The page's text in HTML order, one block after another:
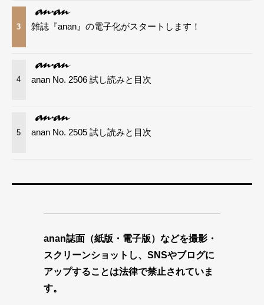
3 雑誌『anan』の電子化がスタートします！
4 anan No. 2506 試し読みと目次
5 anan No. 2505 試し読みと目次
anan誌面（紙版・電子版）などを撮影・
スクリーンショットし、SNSやブログに
アップすることは法律で禁止されていま
す。